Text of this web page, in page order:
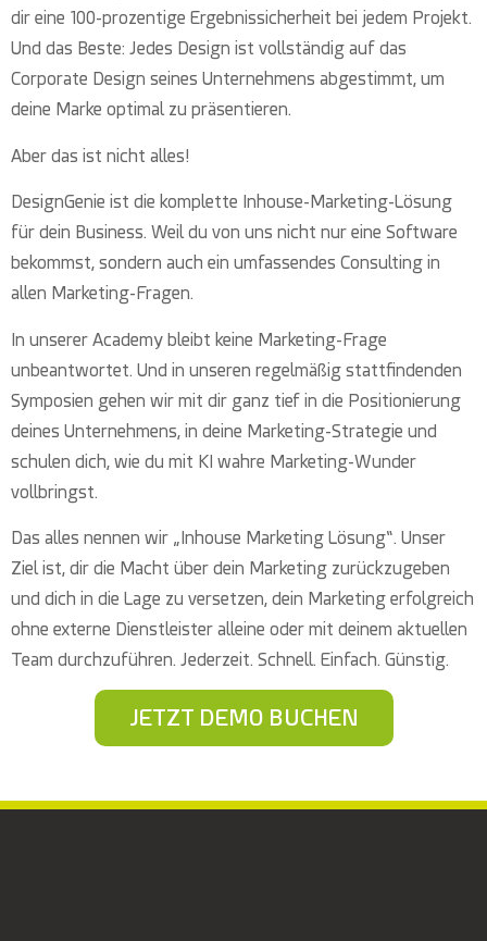
dir eine 100-prozentige Ergebnissicherheit bei jedem Projekt.
Und das Beste: Jedes Design ist vollständig auf das
Corporate Design seines Unternehmens abgestimmt, um
deine Marke optimal zu präsentieren.
Aber das ist nicht alles!
DesignGenie ist die komplette Inhouse-Marketing-Lösung
für dein Business. Weil du von uns nicht nur eine Software
bekommst, sondern auch ein umfassendes Consulting in
allen Marketing-Fragen.
In unserer Academy bleibt keine Marketing-Frage
unbeantwortet. Und in unseren regelmäßig stattfindenden
Symposien gehen wir mit dir ganz tief in die Positionierung
deines Unternehmens, in deine Marketing-Strategie und
schulen dich, wie du mit KI wahre Marketing-Wunder
vollbringst.
Das alles nennen wir „Inhouse Marketing Lösung“. Unser
Ziel ist, dir die Macht über dein Marketing zurückzugeben
und dich in die Lage zu versetzen, dein Marketing erfolgreich
ohne externe Dienstleister alleine oder mit deinem aktuellen
Team durchzuführen. Jederzeit. Schnell. Einfach. Günstig.
JETZT DEMO BUCHEN